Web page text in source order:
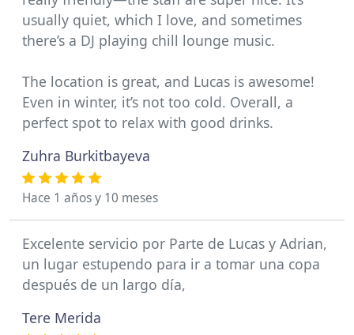
usually quiet, which I love, and sometimes
there’s a DJ playing chill lounge music.
The location is great, and Lucas is awesome!
Even in winter, it’s not too cold. Overall, a
perfect spot to relax with good drinks.
Zuhra Burkitbayeva
Hace 1 años y 10 meses
Excelente servicio por Parte de Lucas y Adrian,
un lugar estupendo para ir a tomar una copa
después de un largo día,
Tere Merida